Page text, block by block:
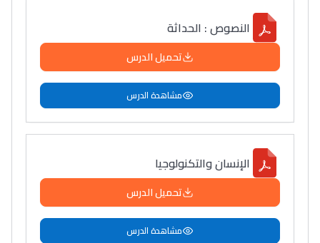
النصوص : الحداثة
تحميل الدرس
مشاهدة الدرس
الإنسان والتكنولوجيا
تحميل الدرس
مشاهدة الدرس